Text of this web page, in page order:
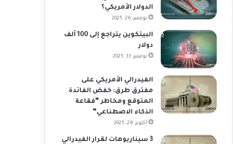
الدولار الأمريكي؟
نوفمبر 26, 2025
البيتكوين يتراجع إلى 100 ألف
دولار
نوفمبر 13, 2025
الفيدرالي الأمريكي على
مفترق طرق: خفض الفائدة
المتوقع ومخاطر “فقاعة
الذكاء الاصطناعي”
أكتوبر 28, 2025
3 سيناريوهات لقرار الفيدرالي